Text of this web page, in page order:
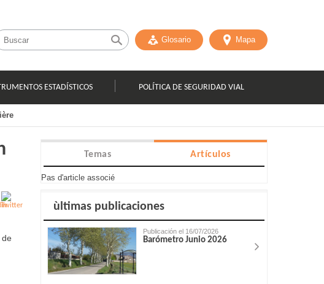
Glosario Mapa
ESTADÍSTICOS POLÍTICA DE SEGURIDAD VIAL
Temas Artículos
Pas d'article associé
ùltimas publicaciones
Publicación el 16/07/2026
Barómetro Junio 2026